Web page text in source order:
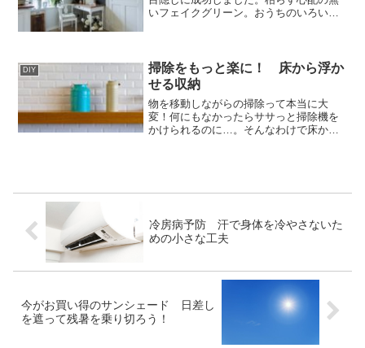
いフェイクグリーン。おうちのいろいろ
DIY
掃除をもっと楽に！ 床から浮か
せる収納
物を移動しながらの掃除って本当に大
変！何にもなかったらササっと掃除機を
かけられるのに…。そんなわけで床から
冷房病予防 汗で身体を冷やさないた
めの小さな工夫
今がお買い得のサンシェード 日差し
を遮って残暑を乗り切ろう！